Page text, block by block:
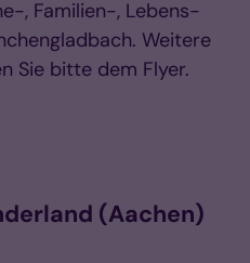
, Familien-, Lebens-
Weitere
Sie bitte dem Flyer.
(Aachen)